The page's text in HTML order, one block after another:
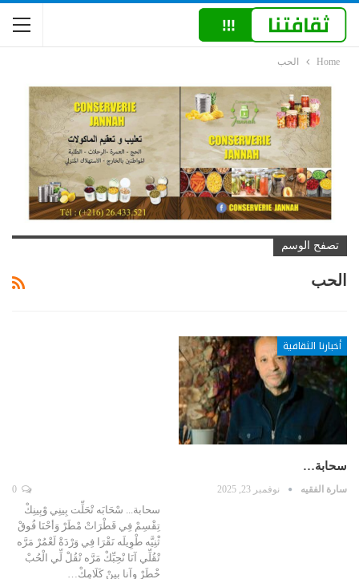
Home الحب
تصفح الوسم
الحب
أخبارنا الثقافية
سحابة…
سارة الفقيه نوفمبر 23, 2025
سحابة... سْحَابَه تْحَلِّت بِينِي وْبِينِكْ
تِقْسِمْ فِي قَطْرَاتْ مْطَرْ وَأحْنَا فُوقْ
ثْنِيَّه طْوِيلَه نَقْرَا فِي وَرْدَةْ لَعْمُرْ مَرَّه
تْقُلِّي آنَا نْحِبِّكْ مَرَّه تْقُلْ لِّي الْحُبْ
خْطَرْ وآنا بِينْ كَلَامِكْ…